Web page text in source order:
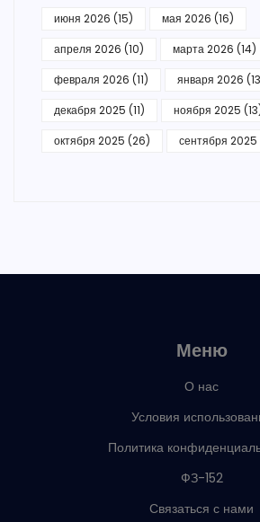
июня 2026 (15) мая 2026 (16)
апреля 2026 (10) марта 2026 (14)
февраля 2026 (11) января 2026
декабря 2025 (11) ноября 2025
октября 2025 (26) сентября 2025
Меню
О нас
Условия
Политика
ФЗ-152
Связаться с нами